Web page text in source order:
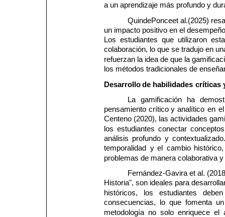
a un aprendizaje más profundo y
QuindePonceet al.(2025)
un impacto positivo en el
Los  estudiantes  que  utilizaron
colaboración, lo que se tradujo en
refuerzan la idea de que la
los métodos tradicionales de
Desarrollo de habilidades críticas
La
gamificación ha
pensamiento crítico y analítico en
Centeno (2020), las actividades
los estudiantes conectar
análisis profundo y
temporalidad
y el cambio
problemas de manera colaborativa
Fernández-Gavira et al.
Historia", son ideales para
históricos,   los   estudiantes
consecuencias,  lo  que  fomenta
metodología  no  solo  enriquece  el